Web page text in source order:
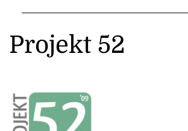
Projekt 52